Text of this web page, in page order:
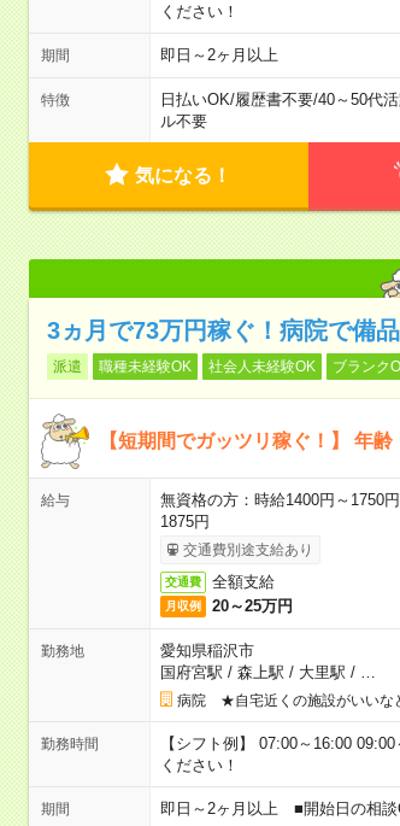
ください！
期間 即日～2ヶ月以上
特徴 日払いOK/履歴書不要/40～50代
ル不要
気になる！
3ヵ月で73万円稼ぐ！病院で備
派遣 職種未経験OK 社会人未経験OK ブランク
【短期間でガッツリ稼ぐ！】 年
給与
無資格の方：時給1400円～1750
1875円
交通費別途支給あり
交通費 全額支給
月収例 20～25万円
勤務地
愛知県稲沢市
国府宮駅 / 森上駅 / 大里駅 /
病院 ★自宅近くの施設がいいな
勤務時間
【シフト例】 07:00～16:00
ください！
期間 即日～2ヶ月以上 ■開始日の相談